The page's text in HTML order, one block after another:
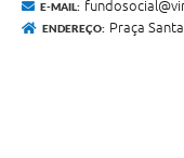
E-MAIL:
ENDEREÇO: Praça